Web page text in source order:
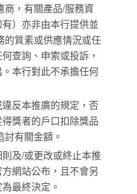
商，有關產品/服務資
）亦非由本行提供並
的質素或供應情況或任
查詢、申索或投訴，
本行對此不承擔任何
反本推廣的規定，否
獎者的戶口扣除獎品
有關金額。
及/或更改或終止本推
網站公布，且不會另
最終決定。